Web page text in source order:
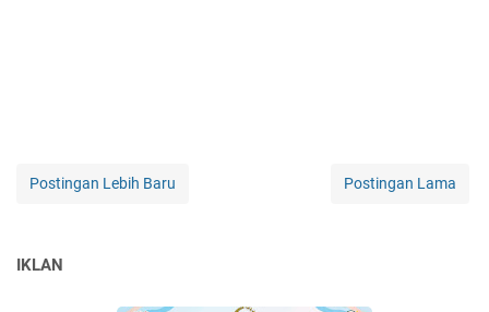
Postingan Lebih Baru Postingan Lama
IKLAN